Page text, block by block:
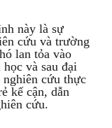
này là sự
cứu và trường
lan tỏa vào
và sau đại
cứu thực
kế cận, dẫn
cứu.